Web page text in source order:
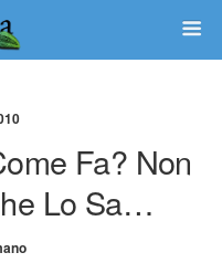
Fa? Non
Lo Sa…